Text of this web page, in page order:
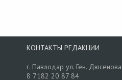
КОНТАКТЫ РЕДАКЦИИ
г. Павлодар ул. Ген.
8 7182 20 87 84